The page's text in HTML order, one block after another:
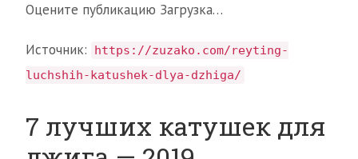
Оцените публикацию Загрузка…
Источник:
https://zuzako.com/reyting-
luchshih-katushek-dlya-dzhiga/
7 лучших катушек для